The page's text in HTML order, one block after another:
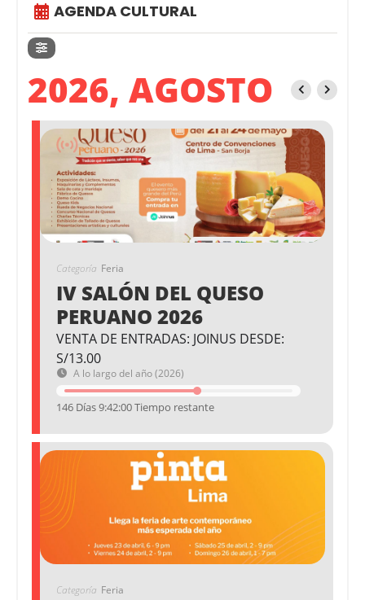
AGENDA CULTURAL
2026, AGOSTO
Categoría Feria
IV SALÓN DEL QUESO
PERUANO 2026
VENTA DE ENTRADAS: JOINUS DESDE:
S/13.00
A lo largo del año (2026)
146 Días 9:42:00 Tiempo restante
Categoría Feria